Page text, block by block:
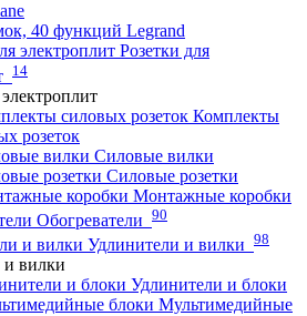
40 функций Legrand
Розетки для
14
Комплекты
розеток
Силовые вилки
Силовые розетки
Монтажные коробки
Обогреватели 90
Удлинители и вилки 98
и вилки
Удлинители и блоки
Мультимедийные